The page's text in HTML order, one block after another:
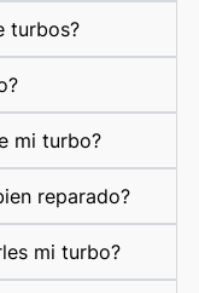
turbos?
mi turbo?
reparado?
mi turbo?